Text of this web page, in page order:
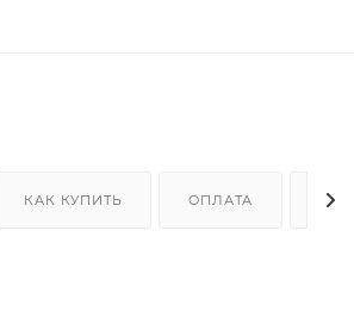
КАК КУПИТЬ ОПЛАТА